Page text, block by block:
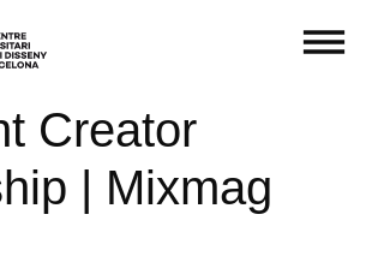
Creator
| Mixmag